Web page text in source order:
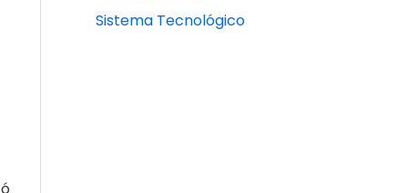
Sistema Tecnológico